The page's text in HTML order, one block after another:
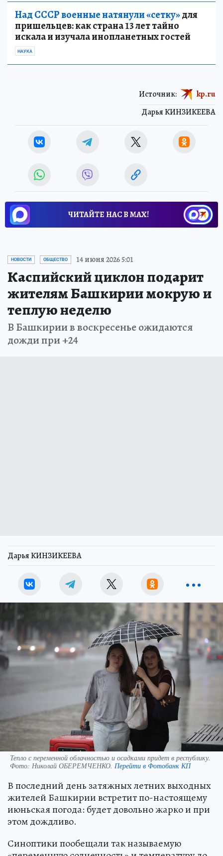
Над СССР военные натянули «сетку»для
пришельцев: как страна 13 лет тайно
искала и изучала инопланетных гостей
НАУКА
Дарья КИНЗИКЕЕВА
Источник: kp.ru
ЧИТАЙТЕ НАС В МАХ!
НОВОСТИ ОБЩЕСТВО 14 июня 2026 5:01
Каспийский циклон подарит
жителям Башкирии мокрую и
теплую неделю
В Башкирии в воскресенье ожидаются
дожди при +24
Дарья КИНЗИКЕЕВА
Тепло с переменной облачностью и осадками придет в республику.
Фото: Николай ОБЕРЕМЧЕНКО. Перейти в Фотобанк КП
В последний день затяжных летних выходных
жителей Башкирии встретит по-настоящему
июньская погода: будет довольно жарко и при
этом дождливо.
Синоптики пообещали так называемую